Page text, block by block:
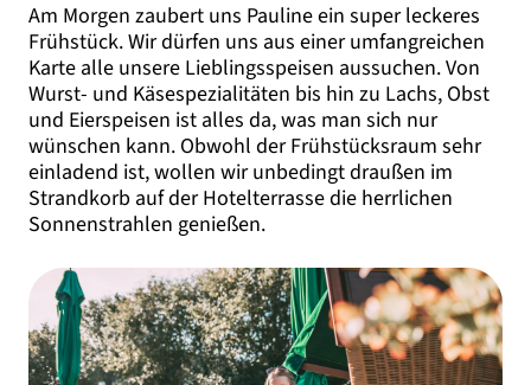
Am Morgen zaubert uns Pauline ein super leckeres
Frühstück. Wir dürfen uns aus einer umfangreichen
Karte alle unsere Lieblingsspeisen aussuchen. Von
Wurst- und Käsespezialitäten bis hin zu Lachs, Obst
und Eierspeisen ist alles da, was man sich nur
wünschen kann. Obwohl der Frühstücksraum sehr
einladend ist, wollen wir unbedingt draußen im
Strandkorb auf der Hotelterrasse die herrlichen
Sonnenstrahlen genießen.